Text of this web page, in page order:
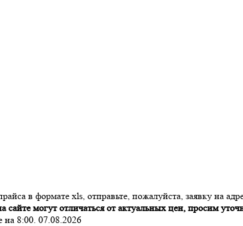
в формате xls, отправьте, пожалуйста, заявку на
могут отличаться от актуальных цен, просим
8:00. 07.08.2026